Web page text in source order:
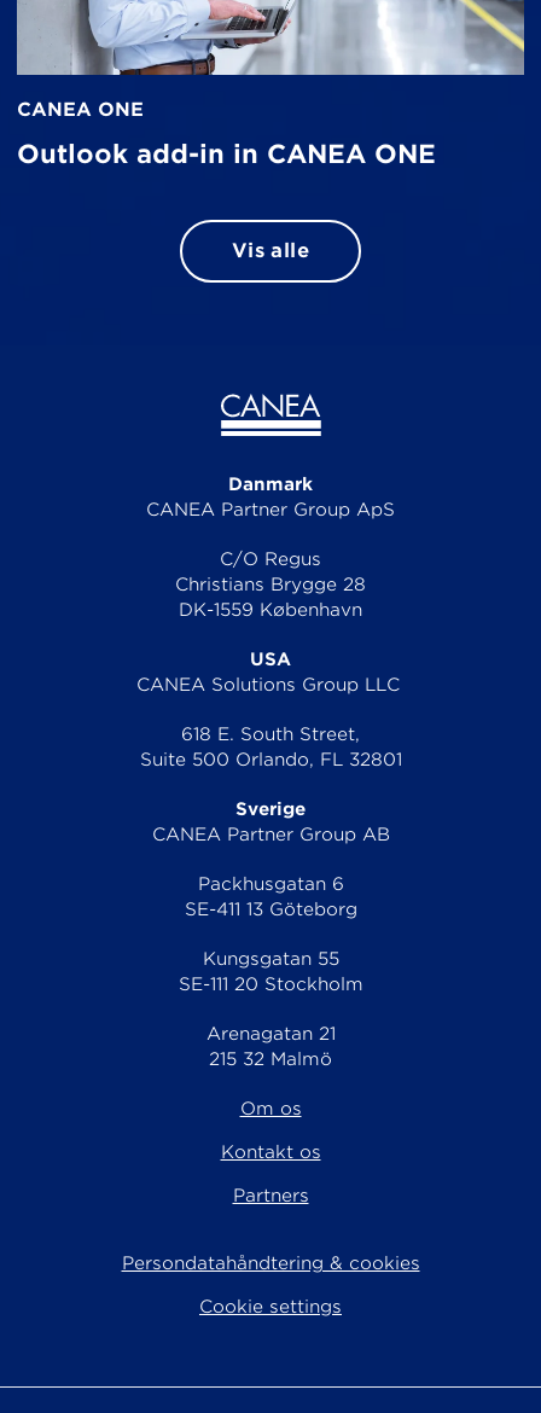
CANEA ONE
Outlook add-in in CANEA ONE
Vis alle
Danmark
CANEA Partner Group ApS
C/O Regus
Christians Brygge 28
DK-1559 København
USA
CANEA Solutions Group LLC
618 E. South Street,
Suite 500 Orlando, FL 32801
Sverige
CANEA Partner Group AB
Packhusgatan 6
SE-411 13 Göteborg
Kungsgatan 55
SE-111 20 Stockholm
Arenagatan 21
215 32 Malmö
Om os
Kontakt os
Partners
Persondatahåndtering & cookies
Cookie settings